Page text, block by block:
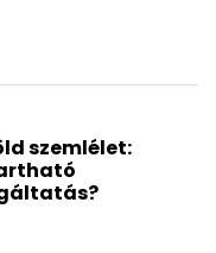
szemlélet: